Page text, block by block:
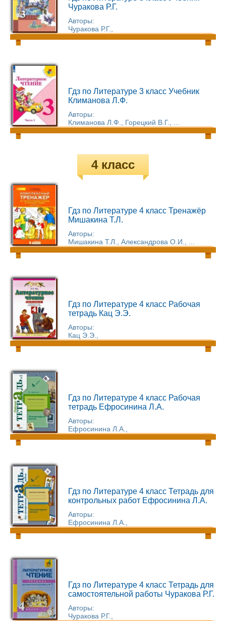
Чуракова Р.Г.
Авторы:
Чуракова Р.Г.,
Гдз по Литературе 3 класс Учебник
Климанова Л.Ф.
Авторы:
Климанова Л.Ф., Горецкий В.Г., ...
4 класс
Гдз по Литературе 4 класс Тренажёр
Мишакина Т.Л.
Авторы:
Мишакина Т.Л., Александрова О.И., ...
Гдз по Литературе 4 класс Рабочая
тетрадь Кац Э.Э.
Авторы:
Кац Э.Э.,
Гдз по Литературе 4 класс Рабочая
тетрадь Ефросинина Л.А.
Авторы:
Ефросинина Л.А.,
Гдз по Литературе 4 класс Тетрадь для
контрольных работ Ефросинина Л.А.
Авторы:
Ефросинина Л.А.,
Гдз по Литературе 4 класс Тетрадь для
самостоятельной работы Чуракова Р.Г.
Авторы:
Чуракова Р.Г.,